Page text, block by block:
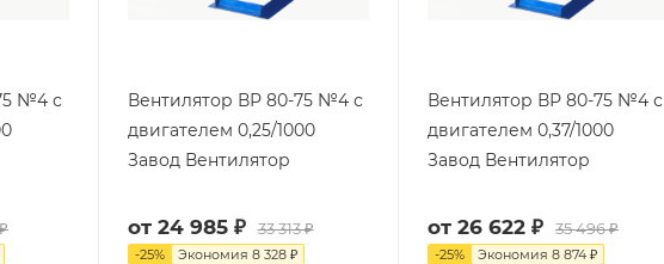
№4 с
Вентилятор ВР 80-75 №4 с
двигателем 0,25/1000
Завод Вентилятор
от 24 985 ₽ 33 313 ₽
-25% Экономия 8 328 ₽
Вентилятор ВР 80-75 №4 с
двигателем 0,37/1000
Завод Вентилятор
от 26 622 ₽ 35 496 ₽
-25% Экономия 8 874 ₽